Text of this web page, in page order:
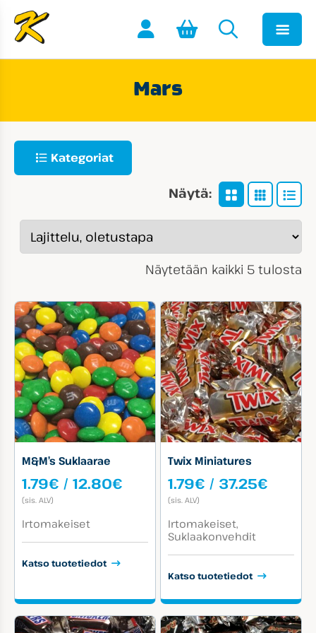
Mars
Kategoriat
Näytä:
Näytetään kaikki 5 tulosta
M&M’s Suklaarae
1.79€ / 12.80€ Hintaluokka:
12.80€
(sis. ALV)
Tuotekategoriat:
Irtomakeiset
Katso tuotetiedot
Twix Miniatures
1.79€ / 37.25€
(sis. ALV)
Tuotekategoriat:
Irtomakeiset
Suklaakonvehdit
Katso tuotetiedot